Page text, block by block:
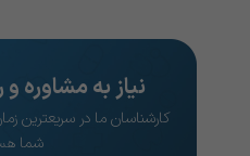
نیاز به مشاوره و
کارشناسان ما در سریعترین
شما